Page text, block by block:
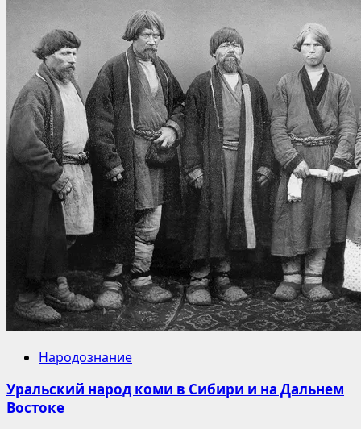
Народознание
Уральский народ коми в Сибири и на Дальнем
Востоке